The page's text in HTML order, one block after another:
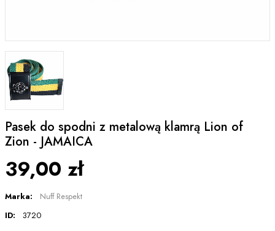
Pasek do spodni z metalową klamrą Lion of
Zion - JAMAICA
39,00 zł
Marka:
Nuff Respekt
ID:
3720